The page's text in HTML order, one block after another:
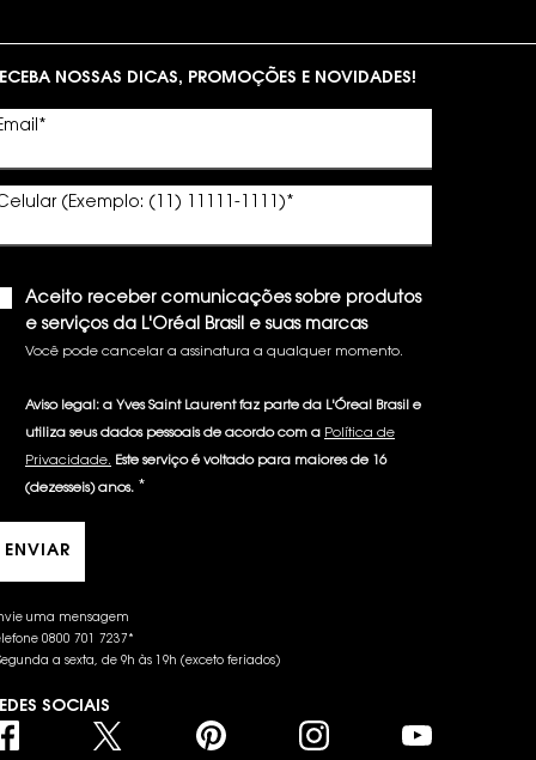
NOSSAS DICAS, PROMOÇÕES E NOVIDADES!
*
(Exemplo: (11) 11111-1111) *
Aceito receber comunicações sobre produtos
e serviços da L'Oréal Brasil e suas marcas
Você pode cancelar a assinatura a qualquer momento.​
Aviso legal: a Yves Saint Laurent faz parte da L'Óreal Brasil e
utiliza seus dados pessoais de acordo com a Política de
Privacidade. Este serviço é voltado para maiores de 16
(dezesseis) anos. *
ENVIAR
uma mensagem
0800 701 7237*
a sexta, de 9h às 19h (exceto feriados)
SOCIAIS